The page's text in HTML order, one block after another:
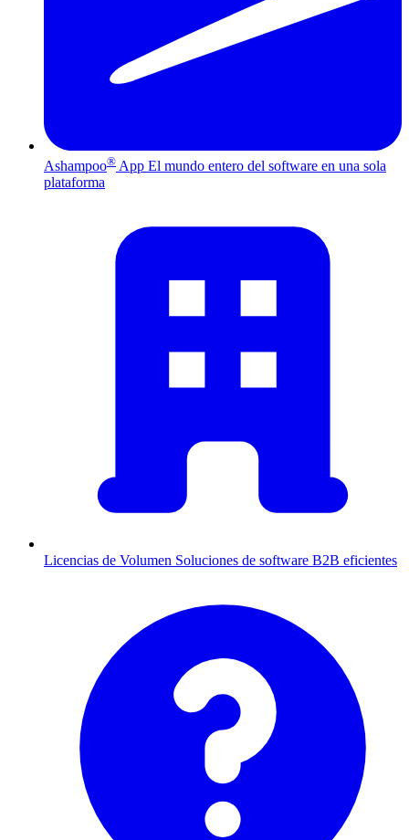
Ashampoo® App El mundo entero del software en una sola
plataforma
Licencias de Volumen Soluciones de software B2B eficientes